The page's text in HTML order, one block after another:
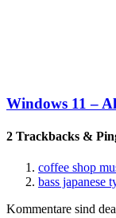
Windows 11 –
2 Trackbacks &
coffee shop
bass japanese
Kommentare sind